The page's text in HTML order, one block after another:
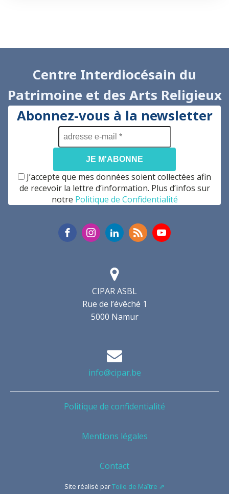
Centre Interdiocésain du
Patrimoine et des Arts Religieux
CIPAR ASBL
Rue de l’évêché 1
5000 Namur
info@cipar.be
Politique de confidentialité
Mentions légales
Contact
Abonnez-vous à la newsletter
adresse
e-
mail
*
J’accepte que mes données soient collectées afin
de recevoir la lettre d’information. Plus d’infos sur
notre Politique de Confidentialité
Site réalisé parToile de Maître ⇗